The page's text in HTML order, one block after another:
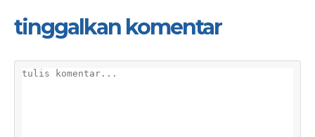
tinggalkan komentar